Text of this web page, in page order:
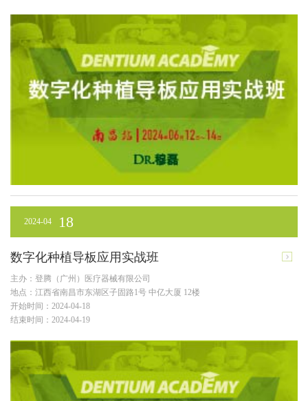
2024-04 18
数字化种植导板应用实战班
主办：登腾（广州）医疗器械有限公司
地点：江西省南昌市东湖区子固路1号 中亿大厦 12楼
开始时间：2024-04-18
结束时间：2024-04-19